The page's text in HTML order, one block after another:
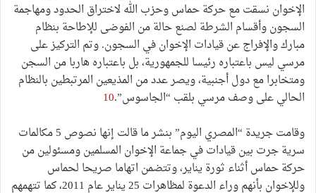
الإخوان نسقت مع حركة حماس وحزب الله لاختراق الحدود ومهاجمة
السجون وأقسام الشرطة لصنع حالة من الفوضى للإطاحة بنظام
مبارك والإفراج عن قيادات الإخوان في السجون. وتم التركيز على
مرسي ليس باعتباره رئيسا للجمهورية، بل باعتباره هاربا من السجن
ومتخابرا مع دول أجنبية، ويصر عدد من المذيعين المرتبطين بالنظام
الحالي على وصف مرسي بلقب “الجاسوس”.10
وقامت جريدة “المصري اليوم” بنشر ما قالت إنها نصوص 5 مكالمات
سرية جرت بين قيادات في جماعة الإخوان المسلمين ومسئولين من
حركة حماس أثناء ثورة يناير، وتتضمن اتهاما صريحا لحماس
وللإخوان بأنهم وراء الدعوة لمظاهرات 25 يناير عام 2011، كما تتهمهم